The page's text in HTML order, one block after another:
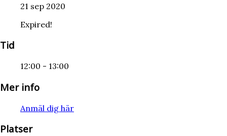
21 sep 2020
Expired!
Tid
12:00 - 13:00
Mer info
Anmäl dig här
Platser